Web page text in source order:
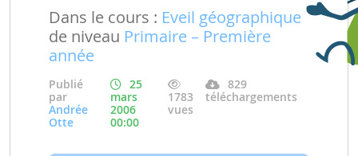
Dans le cours : Eveil géographique
de niveau Primaire – Première
année
Publié
par
Andrée
Otte
25
mars
2006
00:00
1783
vues
829
téléchargements